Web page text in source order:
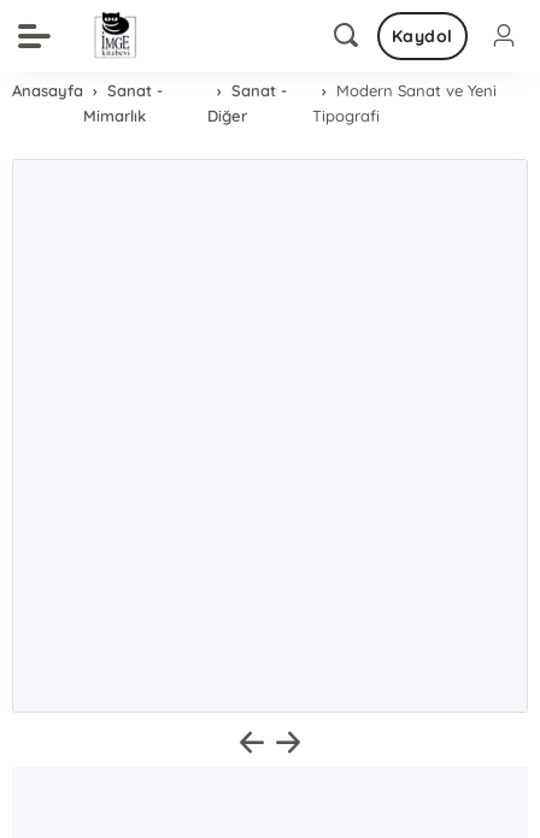
Kaydol
Anasayfa
Sanat -
Mimarlık
Sanat -
Diğer
Modern Sanat ve Yeni
Tipografi